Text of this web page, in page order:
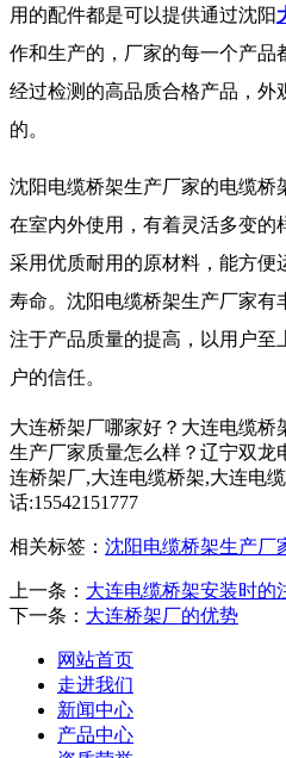
用的配件都是可以提供通过沈阳
作和生产的，厂家的每一个产品
经过检测的高品质合格产品，外
的。
沈阳电缆桥架生产厂家的电缆桥
在室内外使用，有着灵活多变的
采用优质耐用的原材料，能方便
寿命。沈阳电缆桥架生产厂家有
注于产品质量的提高，以用户至
户的信任。
大连桥架厂哪家好？大连电缆桥
生产厂家质量怎么样？辽宁双龙
连桥架厂,大连电缆桥架,大连电
话:15542151777
相关标签： 沈阳电缆桥架生产厂
上一条： 大连电缆桥架安装时的
下一条： 大连桥架厂的优势
网站首页
走进我们
新闻中心
产品中心